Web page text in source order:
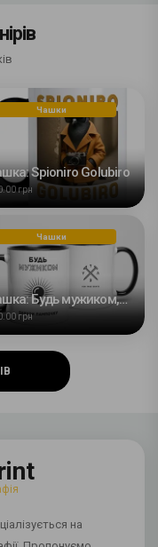
Чашки
Spioniro Golubiro
грн
Чашки
Чашка: Будь мужиком, вкрути лампочку
грн
на